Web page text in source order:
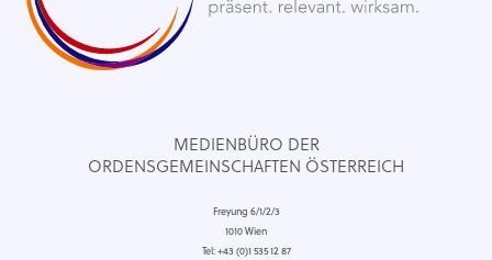
MEDIENBÜRO DER
ORDENSGEMEINSCHAFTEN ÖSTERREICH
Freyung 6/1/2/3
1010 Wien
Tel: +43 (0)1 535 12 87